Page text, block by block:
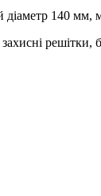
діаметр 140 мм,
решітки,